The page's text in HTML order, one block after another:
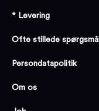
* Levering
Ofte stillede spørgsmål
Persondatapolitik
Om os